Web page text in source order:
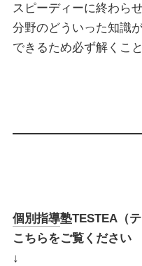
スピーディーに終わら
分野のどういった知識
できるため必ず解くこと
個別指導塾TESTEA（
こちらをご覧ください
↓